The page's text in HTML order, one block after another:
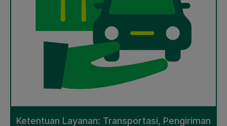
Ketentuan Layanan: Transportasi, Pengiriman